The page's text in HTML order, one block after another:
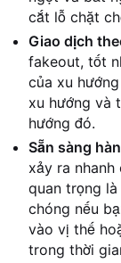
cắt lỗ chặt
Giao dịch
fakeout, tốt
của xu
xu hướng và
hướng đó.
Sẵn sàng
xảy ra
quan trọng là
chóng nếu
vào vị thế
trong thời